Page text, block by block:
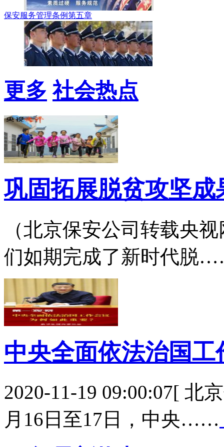
保安服务管理条例第五章
更多 社会热点
巩固拓展脱贫攻坚成
（北京保安公司转载央
们如期完成了新时代脱
中央全面依法治国
2020-11-19 09:00:07[ 北
月16日至17日，中央……